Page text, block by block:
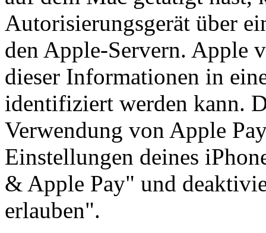
Autorisierungsgerät über
den Apple-Servern. Apple
dieser Informationen in
identifiziert werden kann.
Verwendung von Apple
Einstellungen deines
& Apple Pay" und
erlauben".